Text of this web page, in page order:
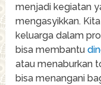
menjadi kegiatan
mengasyikkan.
keluarga dalam
bisa membantu
atau menaburkan
bisa menangani